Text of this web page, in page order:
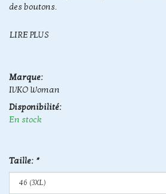
des boutons.
LIRE PLUS
Marque:
IVKO Woman
Disponibilité:
En stock
Taille: *